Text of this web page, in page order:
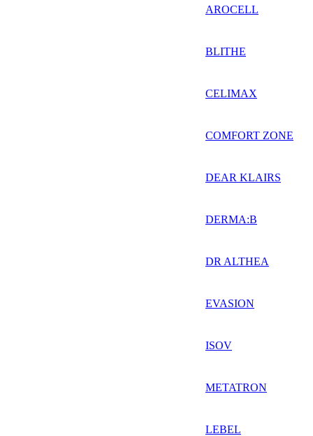
AROCELL
BLITHE
CELIMAX
COMFORT ZONE
DEAR KLAIRS
DERMA:B
DR ALTHEA
EVASION
ISOV
METATRON
LEBEL